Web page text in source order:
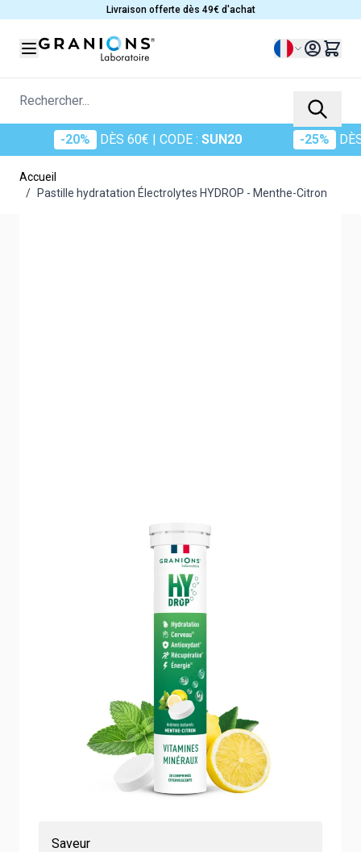
Livraison offerte dès 49€ d'achat
Langue
Rechercher...
DÈS 60€| CODE : SUN20 DÈS 70€|
-20% DÈS 60€| CODE :SUN20 -25% DÈS
Accueil
/
Pastille hydratation Électrolytes HYDROP - Menthe-Citron
PASTILLE HYDRATATION
ÉLECTROLYTES HYDROP -
MENTHE-CITRON
5/5 -
Hydratation optimale grâce aux électrolytes
Apporte énergie et soutient la récupération
Vitamines & minéraux effervescents
Sans sucres ajoutés, sans colorants, ni
conservateurs
Saveur